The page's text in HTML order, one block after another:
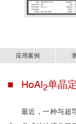
应用案例
■ HoAl2单晶
最近，一种与超
新一代X射线单晶定向